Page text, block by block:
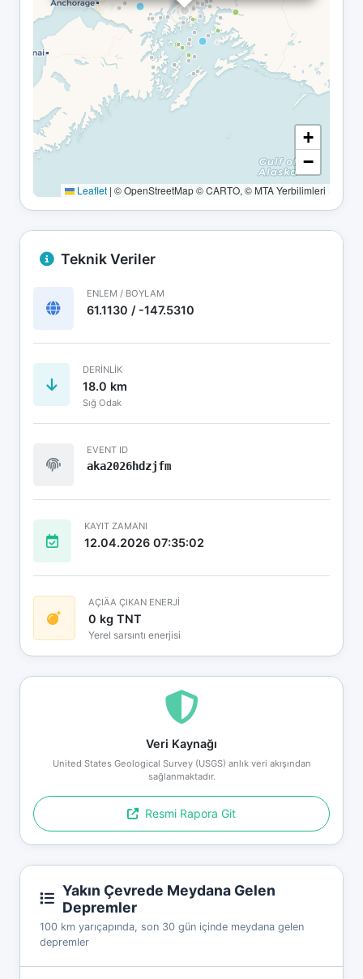
+
−
Leaflet | © OpenStreetMap © CARTO, © MTA Yerbilimleri
Teknik Veriler
ENLEM / BOYLAM
61.1130 / -147.5310
DERINLIK
18.0 km
Sığ Odak
EVENT ID
aka2026hdzjfm
KAYIT ZAMANI
12.04.2026 07:35:02
AÇIÄA ÇIKAN ENERJİ
0 kg TNT
Yerel sarsıntı enerjisi
Veri Kaynağı
United States Geological Survey (USGS) anlık veri akışından
sağlanmaktadır.
Resmi Rapora Git
Yakın Çevrede Meydana Gelen
Depremler
100 km yarıçapında, son 30 gün içinde meydana gelen
depremler